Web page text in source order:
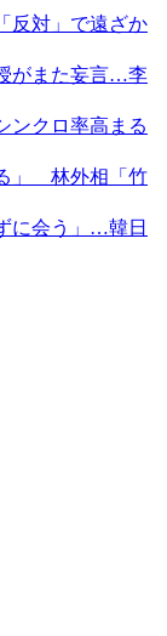
反対」で遠ざか
がまた妄言…李
ンクロ率高まる
」 林外相「竹
に会う」…韓日